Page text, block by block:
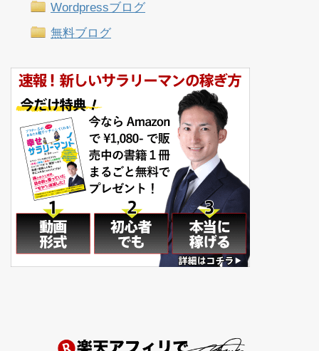
Wordpressブログ
無料ブログ